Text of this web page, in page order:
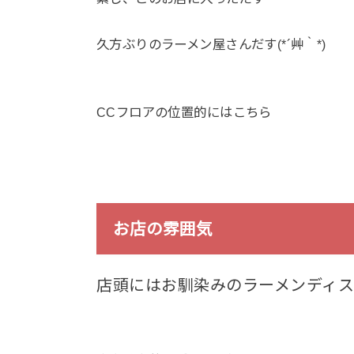
久方ぶりのラーメン屋さんだす(*´艸｀*)
CCフロアの位置的にはこちら
お店の雰囲気
店頭にはお馴染みのラーメンディ